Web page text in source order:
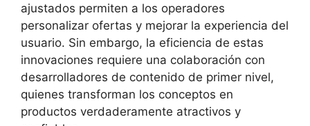
ajustados permiten a los operadores
personalizar ofertas y mejorar la experiencia del
usuario. Sin embargo, la eficiencia de estas
innovaciones requiere una colaboración con
desarrolladores de contenido de primer nivel,
quienes transforman los conceptos en
productos verdaderamente atractivos y